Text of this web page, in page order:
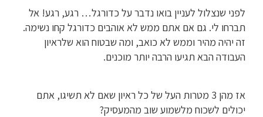
לפני שנצלול לעניין בואו נדבר על כדורגל… רגע, רגע! אל
תברחו לי. גם אם אתם ממש לא אוהבים כדורגל קחו נשימה.
זה יהיה מהיר וממש לא כואב, ומה שבטוח הוא שלראיון
העבודה הבא תגיעו הרבה יותר מוכנים.
אז מהן 3 מטרות העל של כל ראיון שאם לא תשיגו, אתם
יכולים לשכוח מלשמוע שוב מהמעסיק?